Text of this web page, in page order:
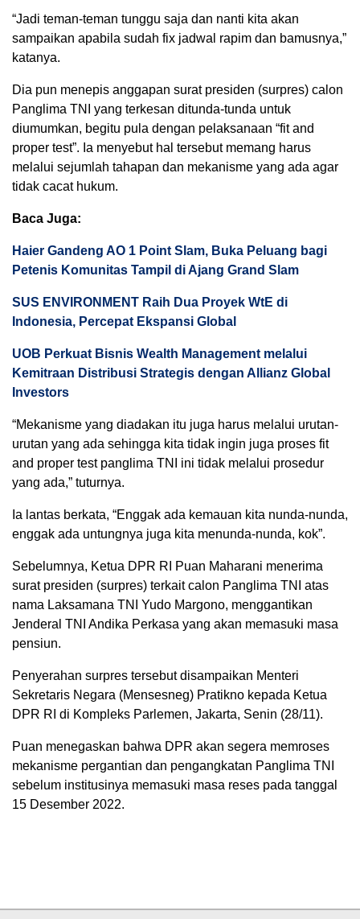
“Jadi teman-teman tunggu saja dan nanti kita akan
sampaikan apabila sudah fix jadwal rapim dan bamusnya,”
katanya.
Dia pun menepis anggapan surat presiden (surpres) calon
Panglima TNI yang terkesan ditunda-tunda untuk
diumumkan, begitu pula dengan pelaksanaan “fit and
proper test”. Ia menyebut hal tersebut memang harus
melalui sejumlah tahapan dan mekanisme yang ada agar
tidak cacat hukum.
Baca Juga:
Haier Gandeng AO 1 Point Slam, Buka Peluang bagi
Petenis Komunitas Tampil di Ajang Grand Slam
SUS ENVIRONMENT Raih Dua Proyek WtE di
Indonesia, Percepat Ekspansi Global
UOB Perkuat Bisnis Wealth Management melalui
Kemitraan Distribusi Strategis dengan Allianz Global
Investors
“Mekanisme yang diadakan itu juga harus melalui urutan-
urutan yang ada sehingga kita tidak ingin juga proses fit
and proper test panglima TNI ini tidak melalui prosedur
yang ada,” tuturnya.
Ia lantas berkata, “Enggak ada kemauan kita nunda-nunda,
enggak ada untungnya juga kita menunda-nunda, kok”.
Sebelumnya, Ketua DPR RI Puan Maharani menerima
surat presiden (surpres) terkait calon Panglima TNI atas
nama Laksamana TNI Yudo Margono, menggantikan
Jenderal TNI Andika Perkasa yang akan memasuki masa
pensiun.
Penyerahan surpres tersebut disampaikan Menteri
Sekretaris Negara (Mensesneg) Pratikno kepada Ketua
DPR RI di Kompleks Parlemen, Jakarta, Senin (28/11).
Puan menegaskan bahwa DPR akan segera memroses
mekanisme pergantian dan pengangkatan Panglima TNI
sebelum institusinya memasuki masa reses pada tanggal
15 Desember 2022.